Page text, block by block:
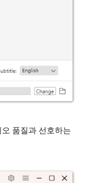
품질과 선호하는